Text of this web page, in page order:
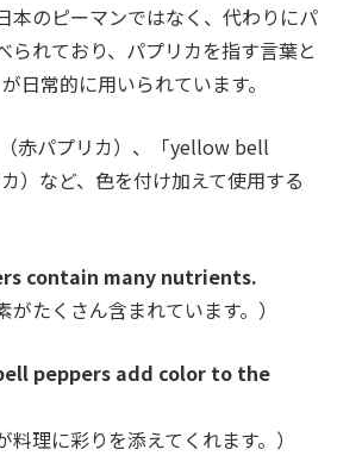
本のピーマンではなく、代わりにパ
られており、パプリカを指す言葉と
日常的に用いられています。
赤パプリカ）、「yellow bell
）など、色を付け加えて使用する
contain many nutrients.
がたくさん含まれています。）
peppers add color to the
料理に彩りを添えてくれます。）